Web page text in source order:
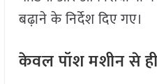
बढ़ाने के निर्देश दिए गए।
केवल पॉश मशीन से ही